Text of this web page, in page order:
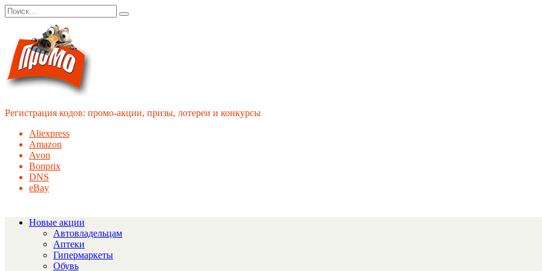
Перейти
к
содержанию
Search
for:
Регистрация кодов: промо-акции, призы, лотереи и конкурсы
Aliexpress
Amazon
Avon
Bonprix
DNS
eBay
Новые акции
Автовладельцам
Аптеки
Гипермаркеты
Обувь